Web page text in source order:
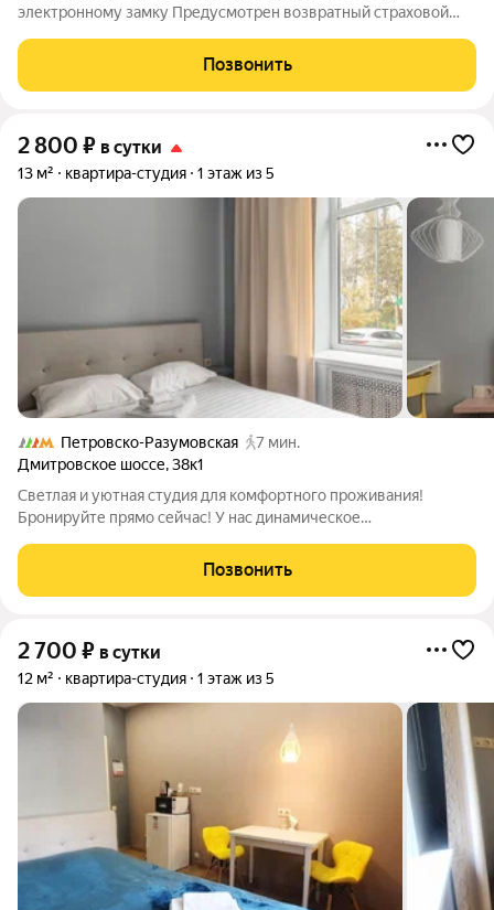
электронному замку Предусмотрен возвратный страховой
принятия квартиры горничной. В случае нарушения правил
проживания, либо порчу имущества залог
Позвонить
2 800 ₽ в сутки
13 м² квартира-студия 1 этаж из 5
Петровско-Разумовская
7 мин.
Дмитровское шоссе,38к1
Светлая и уютная студия для комфортного проживания!
Бронируйте прямо сейчас! У нас динамическое
количества гостей. Указывайте всех взрослых и детей
Позвонить
2 700 ₽ в сутки
12 м² квартира-студия 1 этаж из 5